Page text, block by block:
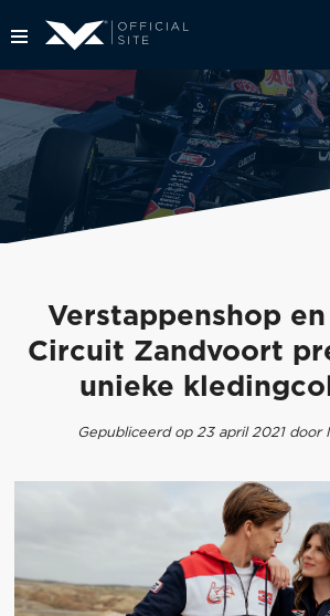
Verstappenshop en
Circuit Zandvoort
unieke
Gepubliceerd op 23 april 2021 door